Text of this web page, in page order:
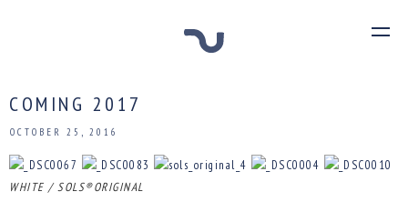
COMING 2017
OCTOBER 25, 2016
WHITE / SOLS®ORIGINAL